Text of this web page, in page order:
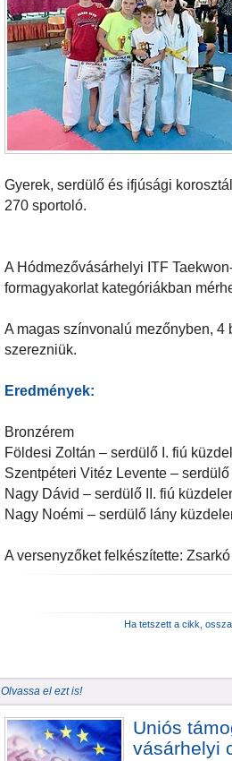
Gyerek, serdülő és ifjúsági
270 sportoló.
A Hódmezővásárhelyi ITF
formagyakorlat kategóriákban
A magas színvonalú mezőnyben,
szerezniük.
Eredmények:
Bronzérem
Földesi Zoltán – serdülő I. fiú
Szentpéteri Vitéz Levente –
Nagy Dávid – serdülő II. fiú
Nagy Noémi – serdülő lány
A versenyzőket felkészítette:
Ha tetszett a cikk,
Olvassa el ezt is!
Uniós
vásárhelyi